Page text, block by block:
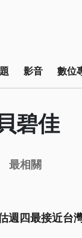
影音 數位
碧佳
最相關
週四最接近台